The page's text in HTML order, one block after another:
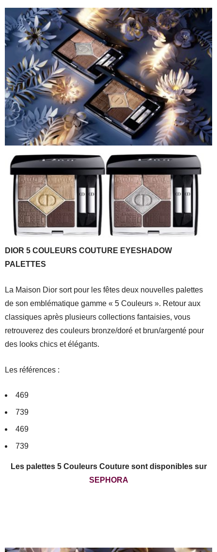
DIOR 5 COULEURS COUTURE EYESHADOW
PALETTES
La Maison Dior sort pour les fêtes deux nouvelles palettes
de son emblématique gamme « 5 Couleurs ». Retour aux
classiques après plusieurs collections fantaisies, vous
retrouverez des couleurs bronze/doré et brun/argenté pour
des looks chics et élégants.
Les références :
469
739
469
739
Les palettes 5 Couleurs Couture sont disponibles sur
SEPHORA